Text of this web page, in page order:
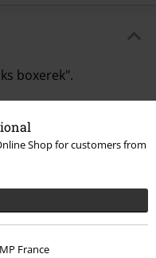
Shop for customers from
France
boxerek".